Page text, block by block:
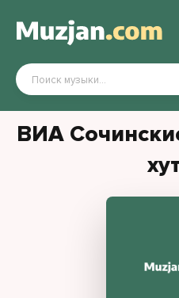
ВИА